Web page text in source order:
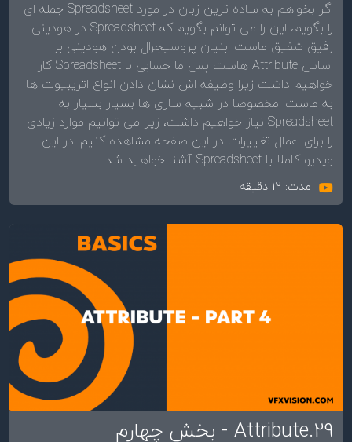
اگر بخواهم به ساده ترین زبان در مورد Spreadsheet جمله ای
را بگویم، این را می توانم بگویم که Spreadsheet در هودینی
رفیق شفیق ماست. بنیان پروسیجرال بودن هودینی بر
اساس Attribute هاست پس ما حسابی با Spreadsheet کار
خواهیم داشت زیرا وظیفه اش نشان دادن انواع اتریبیوت ها
به ماست. مخصوصا در شبیه سازی ها بسیار بسیار به
Spreadsheet نیاز خواهیم داشت، زیرا می توانیم موارد زیادی
را برای اعمال تغییرات در این صفحه مشاهده کنیم. در این
ویدیو کاملا با Spreadsheet آشنا خواهید شد.
مدت: 12 دقیقه
29.Attribute - بخش چهارم